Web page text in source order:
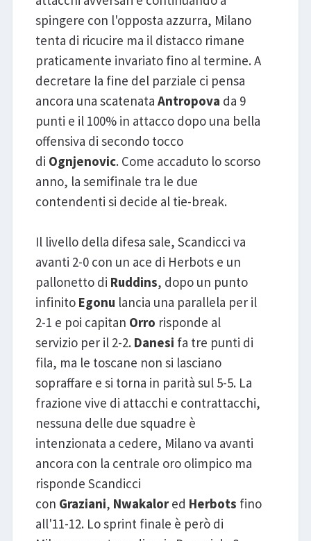
spingere con l'opposta azzurra, Milano
tenta di ricucire ma il distacco rimane
praticamente invariato fino al termine. A
decretare la fine del parziale ci pensa
ancora una scatenata Antropova da 9
punti e il 100% in attacco dopo una bella
offensiva di secondo tocco
di Ognjenovic. Come accaduto lo scorso
anno, la semifinale tra le due
contendenti si decide al tie-break.
Il livello della difesa sale, Scandicci va
avanti 2-0 con un ace di Herbots e un
pallonetto di Ruddins, dopo un punto
infinito Egonu lancia una parallela per il
2-1 e poi capitan Orro risponde al
servizio per il 2-2. Danesi fa tre punti di
fila, ma le toscane non si lasciano
sopraffare e si torna in parità sul 5-5. La
frazione vive di attacchi e contrattacchi,
nessuna delle due squadre è
intenzionata a cedere, Milano va avanti
ancora con la centrale oro olimpico ma
risponde Scandicci
con Graziani, Nwakalored Herbots fino
all'11-12. Lo sprint finale è però di